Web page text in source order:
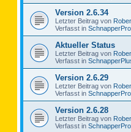
Version 2.6.34
Letzter Beitrag von
Verfasst in SchnapperPro
Aktueller Status
Letzter Beitrag von
Verfasst in
Version 2.6.29
Letzter Beitrag von
Verfasst in SchnapperPro
Version 2.6.28
Letzter Beitrag von
Verfasst in SchnapperPro